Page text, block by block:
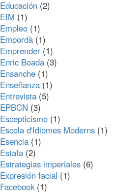
Educación (2)
EIM (1)
Empleo (1)
Empordà (1)
Emprender (1)
Enric Boada (3)
Ensanche (1)
Enseñanza (1)
Entrevista (5)
EPBCN (3)
Escepticismo (1)
Escola d'Idiomes Moderns (1)
Esencia (1)
Estafa (2)
Estrategias imperiales (6)
Expresión facial (1)
Facebook(1)